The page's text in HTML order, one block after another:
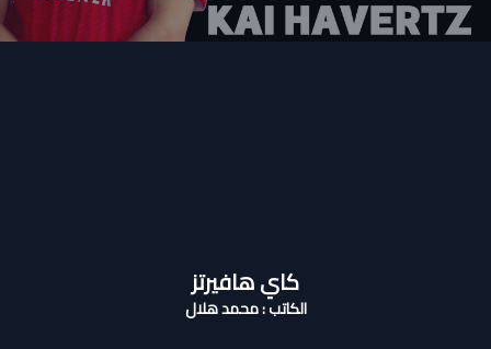
كاي هافيرتز
الكاتب : محمد هلال